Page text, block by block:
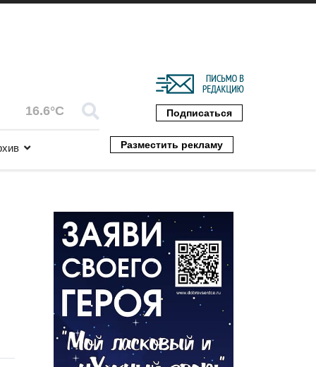
16.6°C Подписаться
Разместить рекламу